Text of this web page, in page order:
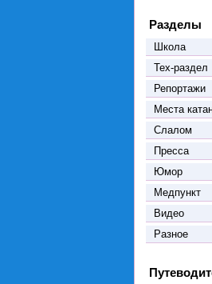
Разделы
Школа
Тех-раздел
Репортажи
Места
Слалом
Пресса
Юмор
Медпункт
Видео
Разное